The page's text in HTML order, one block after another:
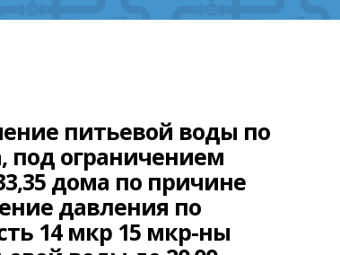
питьевой воды по
под ограничением
дома по причине
давления по
14 мкр 15 мкр-ны